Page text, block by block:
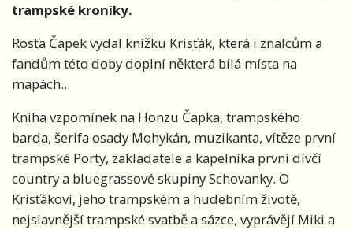
trampské kroniky.
Rosťa Čapek vydal knížku Krisťák, která i znalcům a
fandům této doby doplní některá bílá místa na
mapách...
Kniha vzpomínek na Honzu Čapka, trampského
barda, šerifa osady Mohykán, muzikanta, vítěze první
trampské Porty, zakladatele a kapelníka první dívčí
country a bluegrassové skupiny Schovanky. O
Krisťákovi, jeho trampském a hudebním životě,
nejslavnější trampské svatbě a sázce, vyprávějí Miki a